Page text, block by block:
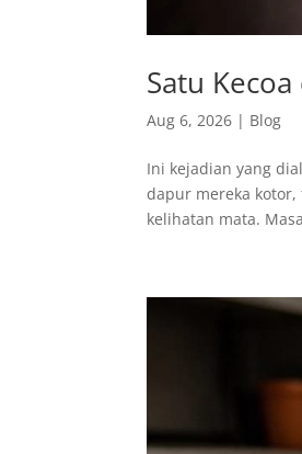
Satu
Aug 6, 2026 | Blog
Ini kejadian yang
dapur mereka
kelihatan mata.